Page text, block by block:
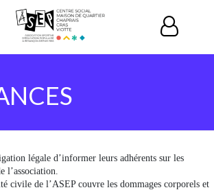
légale d’informer leurs adhérents sur les
l’association.
civile de l’ASEP couvre les dommages corporels et